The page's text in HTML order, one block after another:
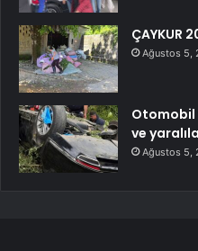
ÇAYKUR
Ağustos 5,
Otomobil
ve
Ağustos 5,